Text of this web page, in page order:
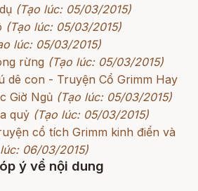
(Tạo lúc: 05/03/2015)
(Tạo lúc: 05/03/2015)
lúc: 05/03/2015)
rừng (Tạo lúc: 05/03/2015)
dê con - Truyện Cổ Grimm Hay
Giờ Ngủ (Tạo lúc: 05/03/2015)
quỷ (Tạo lúc: 05/03/2015)
cổ tích Grimm kinh điển và
06/03/2015)
ý về nội dung